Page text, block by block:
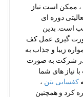
ممکن است نیاز
دوره ای
است. بدین
صورت گیری عمل کف
زیبا و جذاب به
در شرکت به صورت
نیاز های شما
کفسابی بتن ،
کرد و همچنین